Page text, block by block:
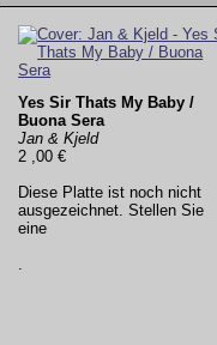
Yes Sir Thats My Baby /
Buona Sera
Jan & Kjeld
2 ,00 €
Diese Platte ist noch nicht
ausgezeichnet. Stellen Sie
eine
.